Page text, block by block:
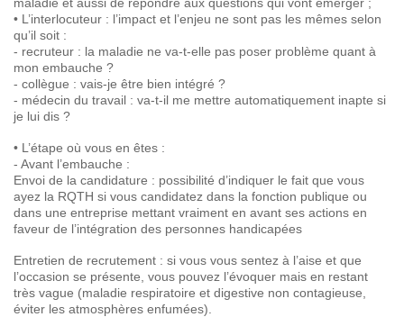
• L’interlocuteur : l’impact et l’enjeu ne sont pas les mêmes selon
qu’il soit :
- recruteur : la maladie ne va-t-elle pas poser problème quant à
mon embauche ?
- collègue : vais-je être bien intégré ?
- médecin du travail : va-t-il me mettre automatiquement inapte si
je lui dis ?
• L’étape où vous en êtes :
- Avant l’embauche :
Envoi de la candidature : possibilité d’indiquer le fait que vous
ayez la RQTH si vous candidatez dans la fonction publique ou
dans une entreprise mettant vraiment en avant ses actions en
faveur de l’intégration des personnes handicapées
Entretien de recrutement : si vous vous sentez à l’aise et que
l’occasion se présente, vous pouvez l’évoquer mais en restant
très vague (maladie respiratoire et digestive non contagieuse,
éviter les atmosphères enfumées).